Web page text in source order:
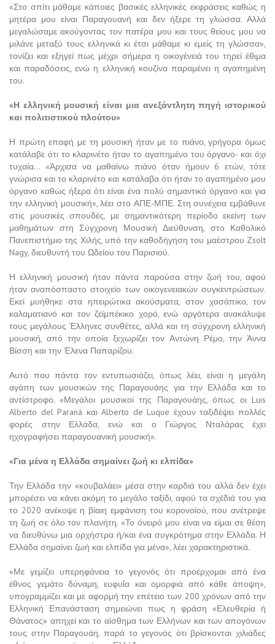
«Στο σπίτι μάθαμε κάποιες βασικές ελληνικές εκφράσεις καθώς η
μητέρα μου είναι Παραγουανή και δεν ήξερε τη γλώσσα. Αλλά
μεγαλώσαμε ακούγοντας τον πατέρα μου και τους θείους μου να
μιλάνε μεταξύ τους ελληνικά κι έτσι μάθαμε κι εμείς τη γλώσσα»,
τονίζει και εξηγεί πως μέχρι σήμερα η οικογένειά του τηρεί έθιμα
και παραδόσεις, ενώ η ελληνική κουζίνα παραμένει η αγαπημένη
του.
«Η ελληνική μουσική είναι μια ανεξάντλητη πηγή ιστορικού
και πολιτιστικού πλούτου»
Η πρώτη επαφή με τη μουσική ήταν με το πιάνο, γρήγορα όμως
κατάλαβε ότι το κλαρινέτο ήταν το αγαπημένο του όργανο- και όχι
τυχαία… «Άρχισα να μαθαίνω πιάνο όταν ήμουν 6 ετών, τότε
γνώρισα και το κλαρινέτο και κατάλαβα ότι ήταν το αγαπημένο μου
όργανο καθώς ήξερα ότι είναι ένα πολύ σημαντικό όργανο και για
την ελληνική μουσική», λέει στο ΑΠΕ-ΜΠΕ. Στη συνέχεια εμβάθυνε
στις μουσικές σπουδές, με σημαντικότερη περίοδο εκείνη των
μαθημάτων στη Σύγχρονη Μουσική Διεύθυνση, στο Καθολικό
Πανεπιστήμιο της Χιλής, υπό την καθοδήγηση του μαέστρου Zsolt
Nagy, διευθυντή του Ωδείου του Παρισιού.
Η ελληνική μουσική ήταν πάντα παρούσα στην ζωή του, αφού
ήταν αναπόσπαστο στοιχείο των οικογενειακών συγκεντρώσεων.
Εκεί μυήθηκε στα ηπειρώτικα ακούσματα, στον χασάπικο, τον
καλαματιανό και τον ζεϊμπέκικο χορό, ενώ αργότερα ανακάλυψε
τους μεγάλους Έλληνες συνθέτες, αλλά και τη σύγχρονη ελληνική
μουσική, από την οποία ξεχωρίζει τον Αντώνη Ρέμο, την Άννα
Βίσση και την Έλενα Παπαρίζου.
Αυτό που πάντα τον εντυπωσιάζει, όπως λέει, είναι η μεγάλη
αγάπη των μουσικών της Παραγουάης για την Ελλάδα και το
αντίστροφο. «Μεγάλοι μουσικοί της Παραγουάης, όπως οι Luis
Alberto del Paraná και Alberto de Luque έχουν ταξιδέψει πολλές
φορές στην Ελλάδα, ενώ και ο Γιώργος Νταλάρας έχει
ηχογραφήσει παραγουανική μουσική».
«Για μένα η Ελλάδα σημαίνει ζωή κι ελπίδα»
Την Ελλάδα την «κουβαλάει» μέσα στην καρδιά του αλλά δεν έχει
μπορέσει να κάνει ακόμη το μεγάλο ταξίδι, αφού τα σχέδιά του για
το 2020 ανέκοψε η βίαιη εμφάνιση του κορονοϊού, που ανέτρεψε
τη ζωή σε όλο τον πλανήτη. «Το όνειρό μου είναι να είμαι σε θέση
να διευθύνω μια ορχήστρα ή/και ένα συγκρότημα στην Ελλάδα. Η
Ελλάδα σημαίνει ζωή και ελπίδα για μένα», λέει χαρακτηριστικά.
«Με γεμίζει υπερηφάνεια το γεγονός ότι προέρχομαι από ένα
έθνος γεμάτο δύναμη, ευφυΐα και ομορφιά από κάθε άποψη»,
υπογραμμίζει και με αφορμή την επέτειο των 200 χρόνων από την
Ελληνική Επανάσταση σημειώνει πως η φράση «Ελευθερία ή
Θάνατος» απηχεί και το αίσθημα των Ελλήνων και των απογόνων
τους στην Παραγουάη, παρά το γεγονός ότι βρίσκονται χιλιάδες